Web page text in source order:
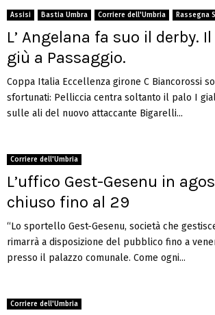
Assisi Bastia Umbra Corriere dell'Umbria Rassegna
L’ Angelana fa suo il derby.
giù a Passaggio.
Coppa Italia Eccellenza girone C Biancorossi
sfortunati: Pelliccia centra soltanto il palo I
sulle ali del nuovo attaccante Bigarelli...
Corriere dell'Umbria
L’uffico Gest-Gesenu in
chiuso fino al 29
“Lo sportello Gest-Gesenu, società che
rimarrà a disposizione del pubblico fino a
presso il palazzo comunale. Come ogni...
Corriere dell'Umbria